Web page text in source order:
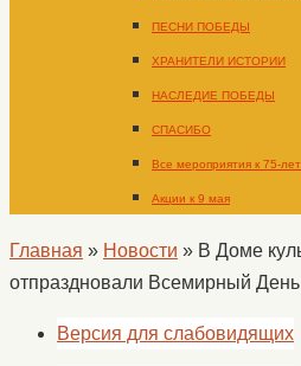
ПЕСНИ ПОБЕДЫ
ХРАНИТЕЛИ ИСТОРИИ
НАСЛЕДИЕ ПОБЕДЫ
СПАСИБО
Все мероприятия к 75-
Акции к 9 мая
Главная » Новости » В Доме
отпраздновали Всемирный
Версия для слабовидящих